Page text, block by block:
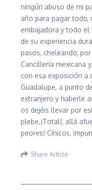
ningún abuso de mi
año para pagar todo,
embajadora y todo el
de su experiencia
pasos, cheleando,
Cancillería mexicana
con esa exposición a
Guadalupe, a punto
extranjero y haberle
os dejéis llevar por
plebe.¡Total!, allá
peores! Cínicos,
Share Article